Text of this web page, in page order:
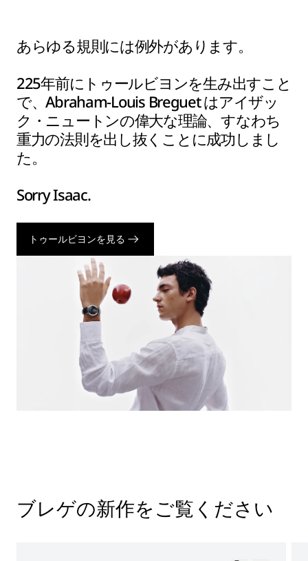
あらゆる規則には例外があります。
225年前にトゥールビヨンを生み出すこと
で、Abraham-Louis Breguet はアイザッ
ク・ニュートンの偉大な理論、すなわち
重力の法則を出し抜くことに成功しまし
た。
Sorry Isaac.
トゥールビヨンを見る
ブレゲの新作をご覧ください